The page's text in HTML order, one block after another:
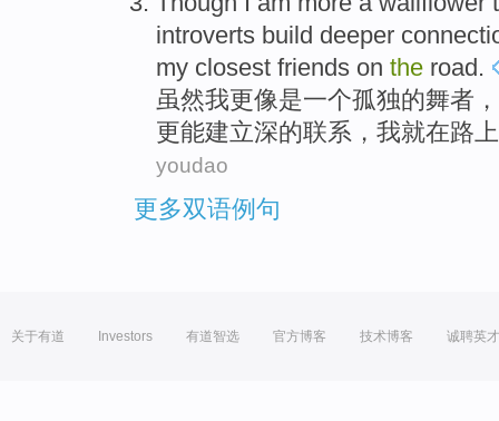
introverts build deeper
my closest friends on the road .
虽然我更像是一个孤独的舞者
更能建立深的联系 ，我就在路上
youdao
更多双语例句
关于有道 Investors 有道智选 官方博客 技术博客 诚聘英才